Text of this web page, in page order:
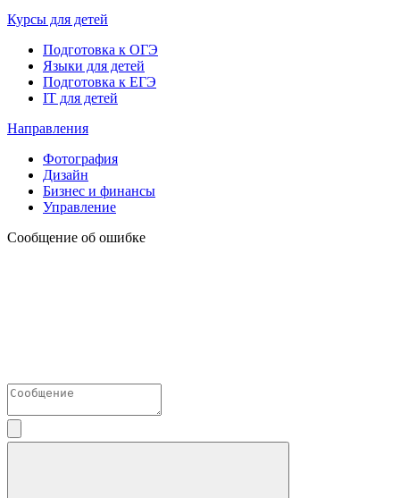
Курсы для детей
Подготовка к ОГЭ
Языки для детей
Подготовка к ЕГЭ
IT для детей
Направления
Фотография
Дизайн
Бизнес и финансы
Управление
Сообщение об ошибке